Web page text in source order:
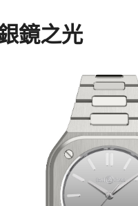
鏡之光